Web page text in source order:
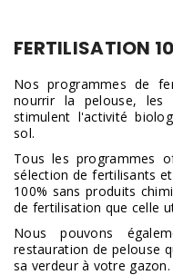
FERTILISATION
Nos programmes de
nourrir la pelouse, les
stimulent l'activité
sol.
Tous les programmes
sélection de fertilisants
100% sans produits
de fertilisation que celle
Nous pouvons
restauration de pelouse
sa verdeur à votre gazon.